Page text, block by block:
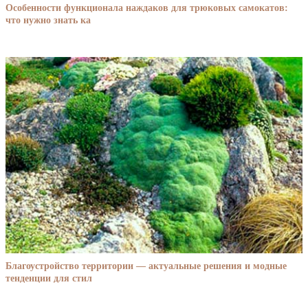
Особенности функционала наждаков для трюковых самокатов:
что нужно знать ка
Благоустройство территории — актуальные решения и модные
тенденции для стил